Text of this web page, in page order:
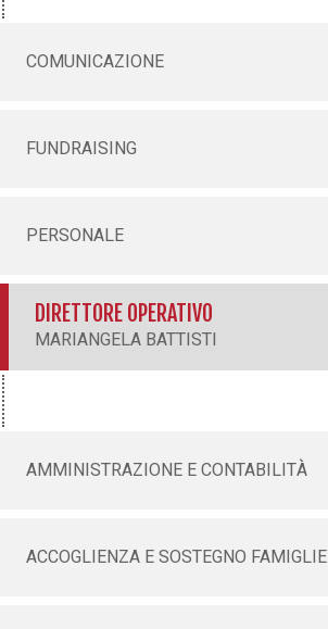
COMUNICAZIONE
FUNDRAISING
PERSONALE
DIRETTORE OPERATIVO
MARIANGELA BATTISTI
AMMINISTRAZIONE E CONTABILITÀ
ACCOGLIENZA E SOSTEGNO FAMIGLIE